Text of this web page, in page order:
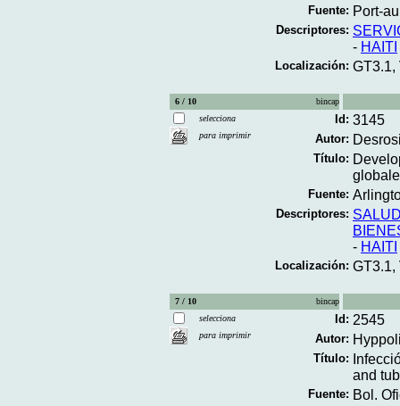
Fuente: Port-
Descriptores:
- HAITI
Localización: GT3.1,
6 / 10
bincap
selecciona
para imprimir
Id: 3145
Autor:
Título:
Fuente:
Descriptores:
- HAITI
Localización: GT3.1,
7 / 10
bincap
selecciona
para imprimir
Id: 2545
Autor:
Título:
and
Fuente: Bol.